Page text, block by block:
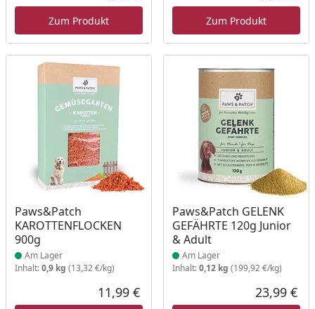
Zum Produkt Zum Produkt
Paws&Patch
KAROTTENFLOCKEN
900g
Produkt am Lager
Am Lager
Inhalt:0,9 kg (13,32 €/kg)
Aktueller Preis
11,99 €
Paws&Patch GELENK
GEFÄHRTE 120g Junior
& Adult
Produkt am Lager
Am Lager
Inhalt:0,12 kg (199,92 €/kg)
23,99 €